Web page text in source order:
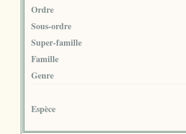
Ordre
Sous-ordre
Super-famille
Famille
Genre
Espèce